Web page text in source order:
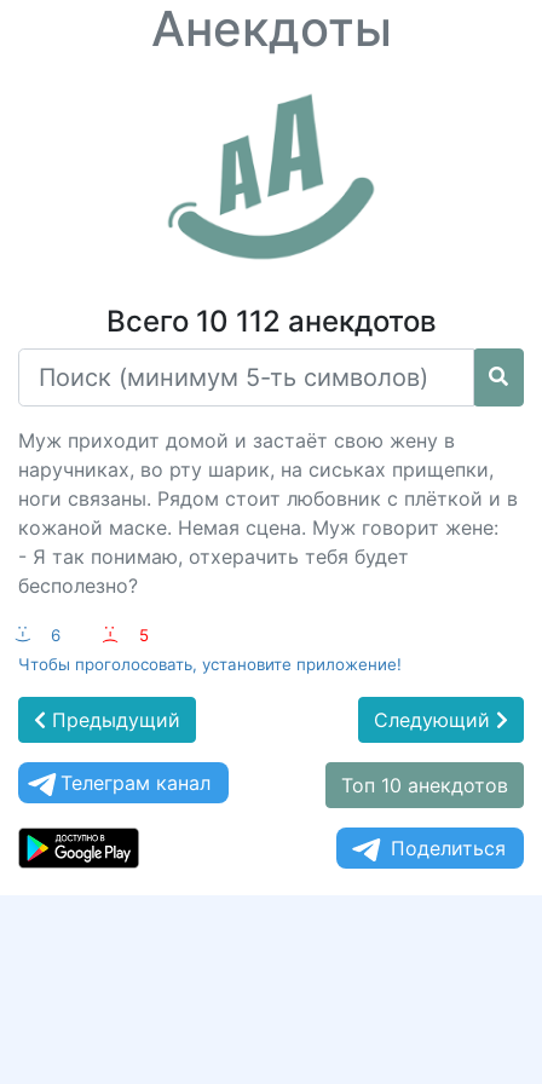
Анекдоты
Всего 10 112 анекдотов
Муж приходит домой и застаёт свою жену в
наручниках, во рту шарик, на сиськах прищепки,
ноги связаны. Рядом стоит любовник с плёткой и в
кожаной маске. Немая сцена. Муж говорит жене:
- Я так понимаю, отхерачить тебя будет
бесполезно?
:-) 6 :-(
5
Чтобы проголосовать, установите приложение!
Предыдущий Следующий
Телеграм канал Топ 10 анекдотов
Поделиться